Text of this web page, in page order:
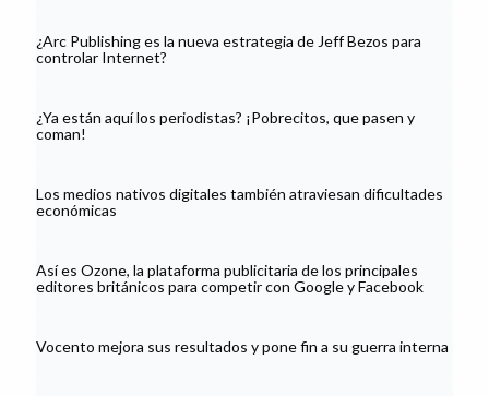
¿Arc Publishing es la nueva estrategia de Jeff Bezos para
controlar Internet?
¿Ya están aquí los periodistas? ¡Pobrecitos, que pasen y
coman!
Los medios nativos digitales también atraviesan dificultades
económicas
Así es Ozone, la plataforma publicitaria de los principales
editores británicos para competir con Google y Facebook
Vocento mejora sus resultados y pone fin a su guerra interna